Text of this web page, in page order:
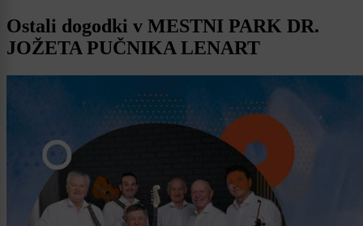
Ostali dogodki v MESTNI PARK DR.
JOŽETA PUČNIKA LENART